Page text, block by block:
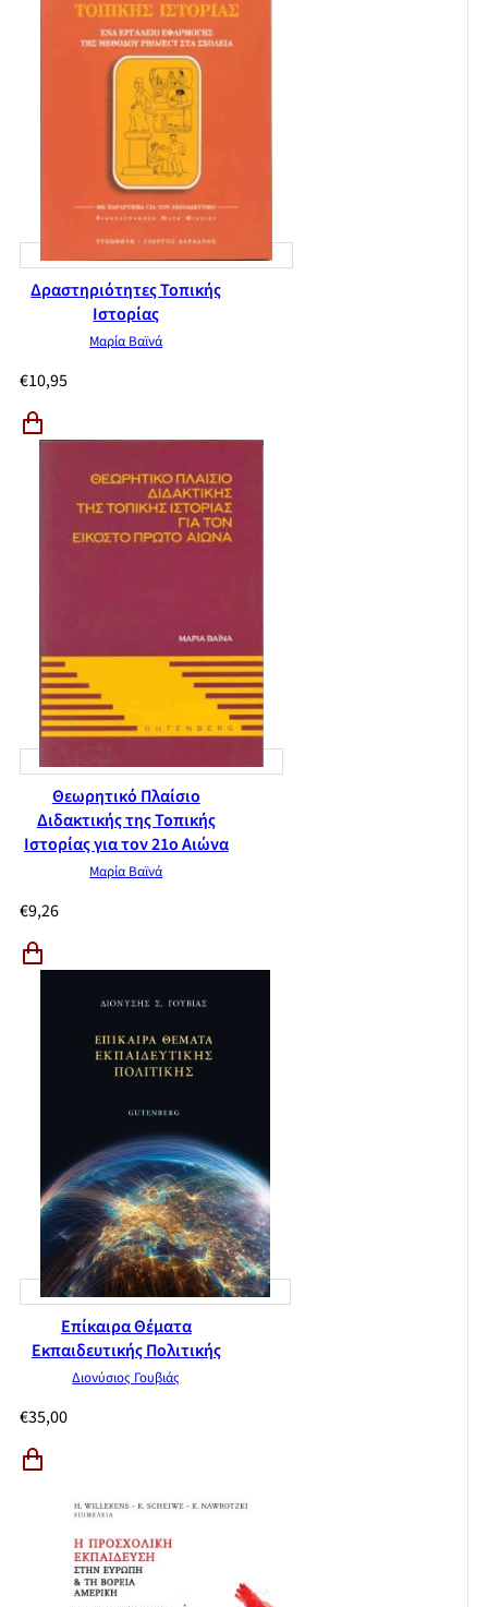
Δραστηριότητες Τοπικής
Ιστορίας
Μαρία Βαϊνά
€10,95
Θεωρητικό Πλαίσιο
Διδακτικής της Τοπικής
Ιστορίας για τον 21ο Αιώνα
Μαρία Βαϊνά
€9,26
Επίκαιρα Θέματα
Εκπαιδευτικής Πολιτικής
Διονύσιος Γουβιάς
€35,00